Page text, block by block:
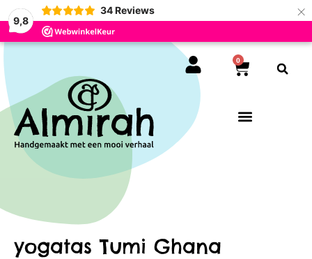
9,8
34 Reviews ×
0
yogatas Tumi Ghana